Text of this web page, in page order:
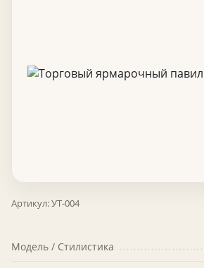
Артикул:УТ-004
Модель / Стилистика